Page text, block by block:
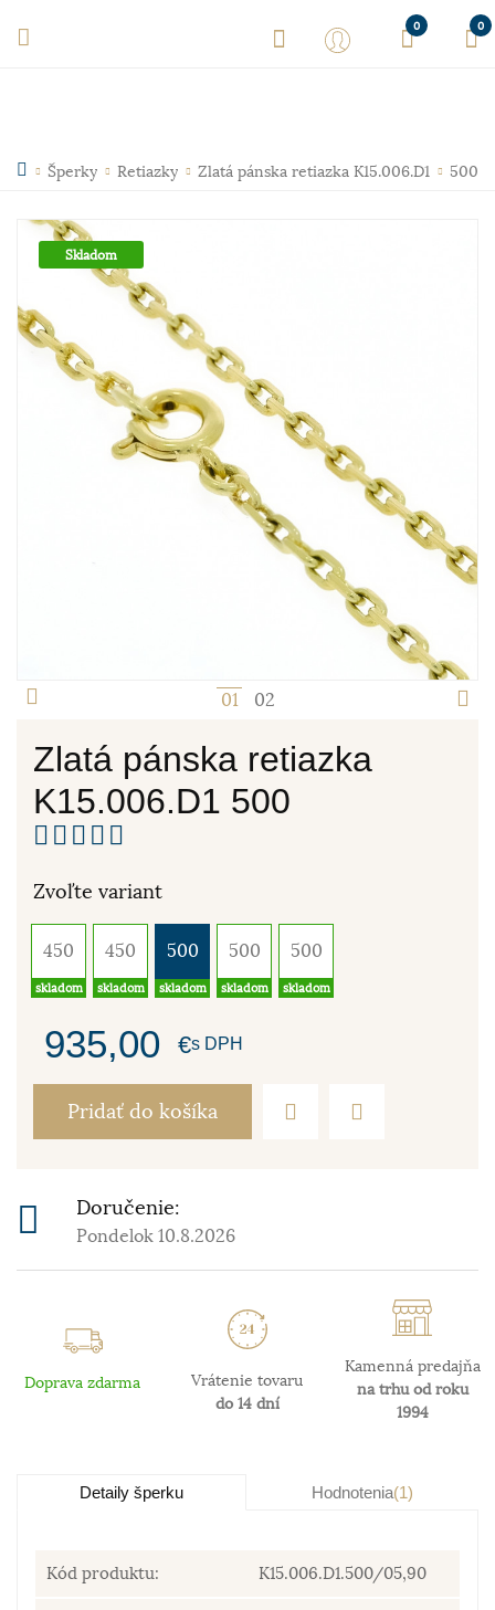
0 0
Šperky Retiazky Zlatá pánska retiazka K15.006.D1 500
Skladom
1 2
Zlatá pánska retiazka
K15.006.D1 500
Zvoľte variant
450
skladom
450
skladom
500
skladom
500
skladom
500
skladom
935,00 €s DPH
Pridať do košíka
Doručenie:
Pondelok 10.8.2026
Doprava zdarma
Vrátenie tovaru
do 14 dní
Kamenná predajňa
na trhu od roku
1994
Detaily šperku Hodnotenia(1)
Kód produktu: K15.006.D1.500/05,90